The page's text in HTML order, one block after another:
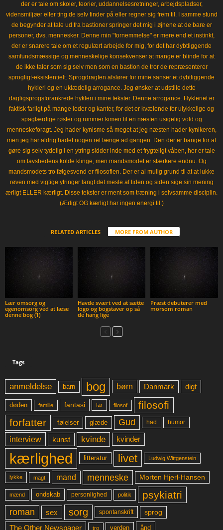
der er tale om skoler, teorier, uddannelsesretninger, arbejdspladser,
vidensmiljøer eller ting de selv finder på eller regner sig frem til. I samme stund
de begynder at tale ud fra bastioner springer det mig i øjnene at de bare er
personer, dvs. mennesker. Denne min "fornemmelse" er mere end et instinkt,
der er snarere tale om et regulært arbejde for mig, for det har dybtliggende
samfundsmæssige og menneskelige konsekvenser at mange er blinde for at
de ikke taler som sig selv men som en bastion de tror de repræsenterer
sprogligt-eksistentielt. Sprogdragten afslører for mine sanser et dybtliggende
hykleri og en uklædelig arrogance. Jeg ønsker at udstille dette
dagligsprogsforankrede hykleri i mine tekster. Denne arrogance. Hykleriet er
faktisk farligt på mange leder og kanter, for det er kvælende for ulykkelige og
spagfærdige røster og rummer kimen til en næsten usigelig vold og
menneskeforagt. Jeg hader kynisme så meget at jeg næsten hader kynikeren,
men jeg har aldrig hadet nogen ret længe ad gangen. Den der er bange for at
gøre sig selv tydelig i en ytring sidder inde med et frygteligt våben, her er tale
om tavshedens kolde klinge, men mandsmodet er stærkere endnu. Og
mandsmodets tro følgesvend er filosofien. Der er al mulig grund til at at lukke
røven med vigtige ytringer langt det meste af tiden og siden sige sin mening
ærligt ELLER kærligt. Disse tekster er ment som træning i selvsamme disciplin.
(Ærligt OG kærligt har ingen energi til.)
RELATED ARTICLES MORE FROM AUTHOR
Lær omsorg og
egenomsorg ved at læse
denne bog (1)
Havde svært ved at sætte
logo og bogstaver op så
de hang lige
Præst debuterer med
morsom roman
Tags
anmeldelse barn bog børn Danmark digt
døden familie fantasi far filosof
filosofi
forfatter
følelser glæde Gud had humor
interview kunst kvinde kvinder
kærlighed litteratur livet Ludwig Wittgenstein
lykke magt mand menneske Morten Hjerl-Hansen
mænd ondskab personlighed politik psykiatri
roman sex sorg spontanskrift sprog
The Other Newspaper tro verden ånd